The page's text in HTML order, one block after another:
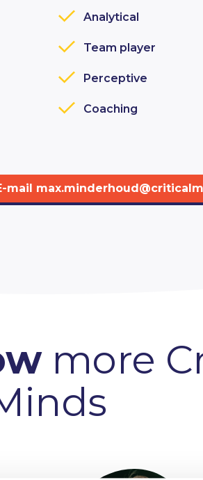
Analytical
Team player
Perceptive
Coaching
mail
more